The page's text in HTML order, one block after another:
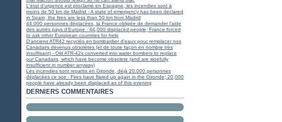
L'état d'urgence est proclamé en Espagne, les incendies sont à
moins de 50 km de Madrid - A state of emergency has been declared
in Spain; the fires are less than 50 km from Madrid
44.000 personnes déplacées, la France obligée de demander l'aide
des autres pays d'Europe - 44,000 displaced people; France forced
to ask other European countries for help
D'anciens ATR42 recyclés en bombardier d'eaux pour remplacer nos
Canadairs devenus obsolètes (et de toute façon en nombre très
insuffisant) - Old ATR-42s converted into water bombers to replace
our Canadairs, which have become obsolete (and are woefully
insufficient in number anyway)
Les incendies sont repartis en Gironde, déjà 20.000 personnes
déplacées ce soir - Fires have flared up again in the Gironde; 20,000
people have already been displaced as of this evening
DERNIERS COMMENTAIRES